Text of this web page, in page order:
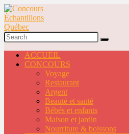
ACCUEIL
CONCOURS
Voyage
Restaurant
Argent
Beauté et santé
Bébés et enfants
Maison et jardin
Nourriture & boissons